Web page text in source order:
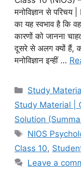
मनोविज्ञान से
का यह स्वभाव है कि
कारणों को जानना
दूसरे से अलग क्यों हैं,
मनोविज्ञान इन्हीं …
Study
Study Material |
Solution
NIOS
Class 10,
Leave a